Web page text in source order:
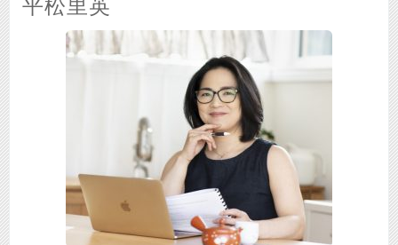
平松里英